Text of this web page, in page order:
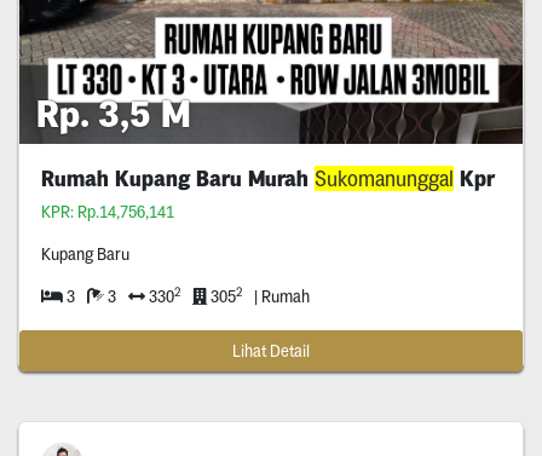
Rp. 3,5 M
Rumah Kupang Baru Murah Sukomanunggal Kpr
KPR: Rp.14,756,141
Kupang Baru
3 3 3302 3052 | Rumah
Lihat Detail